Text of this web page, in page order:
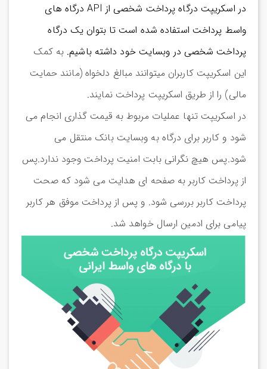
در اسکریپت درگاه پرداخت شخصی
از API درگاه های
واسط پرداخت استفاده شده است تا بتوان یک درگاه
پرداخت شخصی در وبسایت خود داشته باشیم. به کمک
این اسکریپت کاربران میتوانند مبالغ دلخواه (مانند حمایت
مالی) را از طریق اسکریپت پرداخت نمایند.
در اسکریپت تنها عملیات مربوط به قیمت گذاری انجام می
شود و کاربر برای درگاه به وبسایت بانک منتقل می
شود.پس هیچ نگرانی بابت امنیت پرداخت وجود ندارد.پس
از پرداخت کاربر به صفحه ای هدایت می شود که صحت
پرداخت کاربر بررسی شود. و پس از پرداخت موفق هر کاربر
پیامی برای ادمین ارسال خواهد شد.